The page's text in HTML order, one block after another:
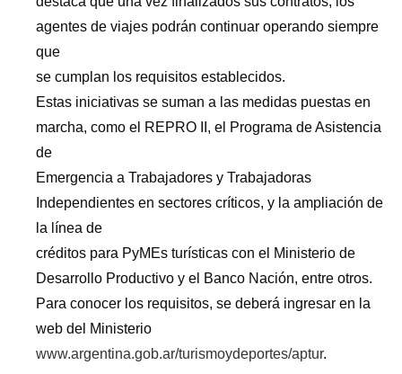
agentes de viajes podrán continuar operando siempre
que
se cumplan los requisitos establecidos.
Estas iniciativas se suman a las medidas puestas en
marcha, como el REPRO II, el Programa de Asistencia
de
Emergencia a Trabajadores y Trabajadoras
Independientes en sectores críticos, y la ampliación de
la línea de
créditos para PyMEs turísticas con el Ministerio de
Desarrollo Productivo y el Banco Nación, entre otros.
Para conocer los requisitos, se deberá ingresar en la
web del Ministerio
www.argentina.gob.ar/turismoydeportes/aptur.